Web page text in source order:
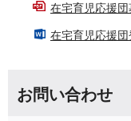
在宅育児応援団
在宅育児応援団
お問い合わせ